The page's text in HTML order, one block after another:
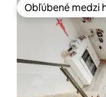
Obľúbené medzi
Obľúbené medzi